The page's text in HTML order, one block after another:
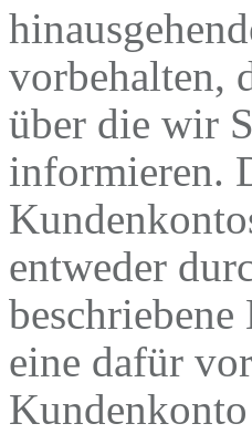
vorbehalten,
über die wir
informieren.
entweder
eine dafür